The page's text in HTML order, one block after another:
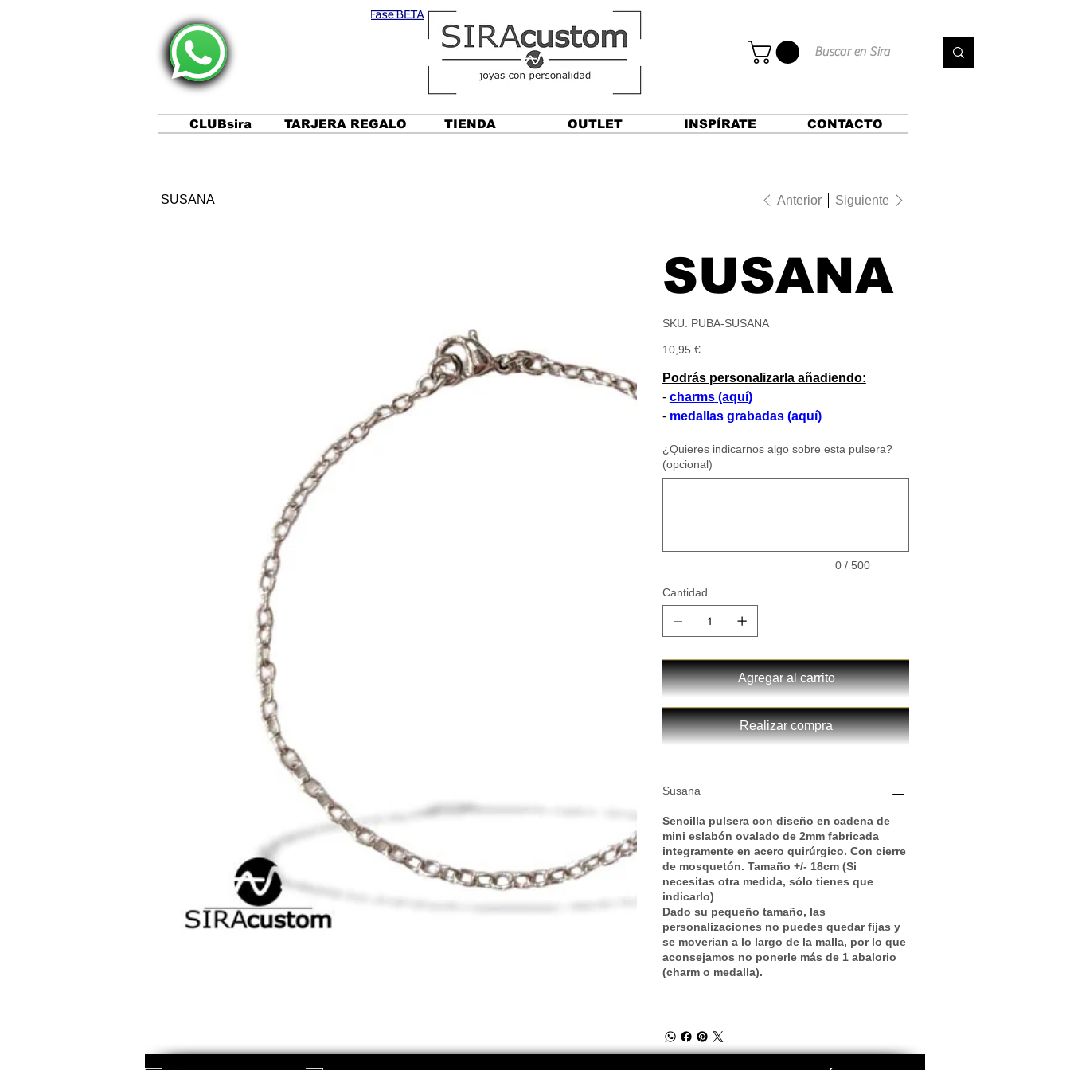
CLUBsira TARJERA REGALO TIENDA OUTLET INSPÍRATE CONTACTO
SUSANA Anterior Siguiente
SUSANA
SKU: SKU
PUBA-
PUBA-SUSANA
Precio
10,95 €
Podrás personalizarla añadiendo:
- charms(aquí)
- medallas grabadas(aquí)
¿Quieres indicarnos algo sobre esta pulsera?
(opcional)
0 / 500
Cantidad
Agregar al carrito
Realizar compra
Susana
Sencilla pulsera con diseño en cadena de
mini eslabón ovalado de 2mm fabricada
integramente en acero quirúrgico. Con cierre
de mosquetón. Tamaño +/- 18cm (Si
necesitas otra medida, sólo tienes que
indicarlo)
Dado su pequeño tamaño, las
personalizaciones no puedes quedar fijas y
se moverian a lo largo de la malla, por lo que
aconsejamos no ponerle más de 1 abalorio
(charm o medalla).